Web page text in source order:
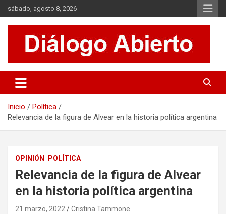
Saltar
al
contenido
sábado, agosto 8, 2026
Diálogo Abierto
Se tratan diversos temas de actualidad buscando hacer un
aporte a la sociedad, brindando información relevante de lo que
Inicio
Política
Relevancia de la figura de Alvear en la historia política argentina
OPINIÓN POLÍTICA
Relevancia de la figura de Alvear
en la historia política argentina
21 marzo, 2022 Cristina Tammone